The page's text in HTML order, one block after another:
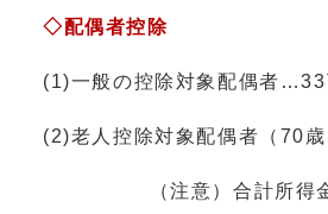
◇配偶者控除
(1)一般の控除対象配偶者…33
(2)老人控除対象配偶者（70
（注意）合計所得金額